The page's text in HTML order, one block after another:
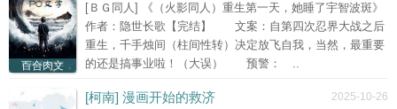
百合肉文
[ＢＧ同人] 《（火影同人）重生第一天，她睡了宇智波斑》
作者：隐世长歌【完结】 文案：自第四次忍界大战之后
重生，千手烛间（柱间性转）决定放飞自我，当然，最重要
的还是搞事业啦！（大误） 预警： ..
2025-10-26
[柯南] 漫画开始的救济